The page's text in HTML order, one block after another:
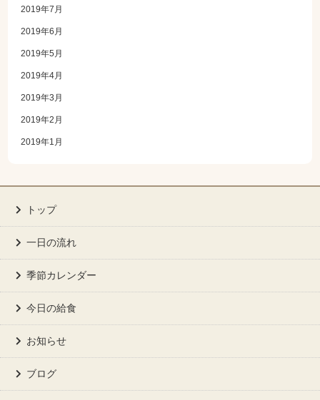
2019年7月
2019年6月
2019年5月
2019年4月
2019年3月
2019年2月
2019年1月
トップ
一日の流れ
季節カレンダー
今日の給食
お知らせ
ブログ